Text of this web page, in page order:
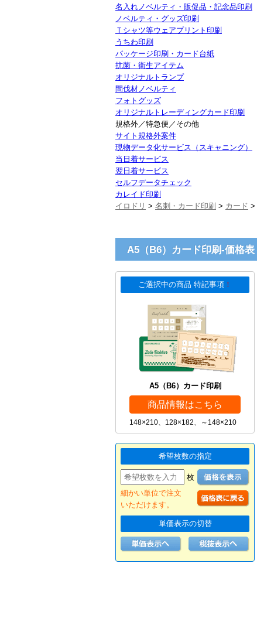
名入れノベルティ・販促品・記念品印刷
ノベルティ・グッズ印刷
Ｔシャツ等ウェアプリント印刷
うちわ印刷
パッケージ印刷・カード台紙
抗菌・衛生アイテム
オリジナルトランプ
間伐材ノベルティ
フォトグッズ
オリジナルトレーディングカード印刷
規格外／特急便／その他
サイト規格外案件
現物データ化サービス（スキャニング）
当日着サービス
翌日着サービス
セルフデータチェック
カレイド印刷
イロドリ > 名刺・カード印刷 > カード >
A5（B6）カード印刷-価格表
ご選択中の商品 特記事項 ！
A5（B6）カード印刷
商品情報はこちら
148×210、128×182、～148×210
希望枚数の指定
枚
細かい単位で注文
いただけます。
単価表示の切替